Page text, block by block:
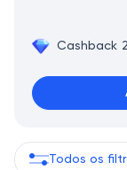
Cashback
Todos os